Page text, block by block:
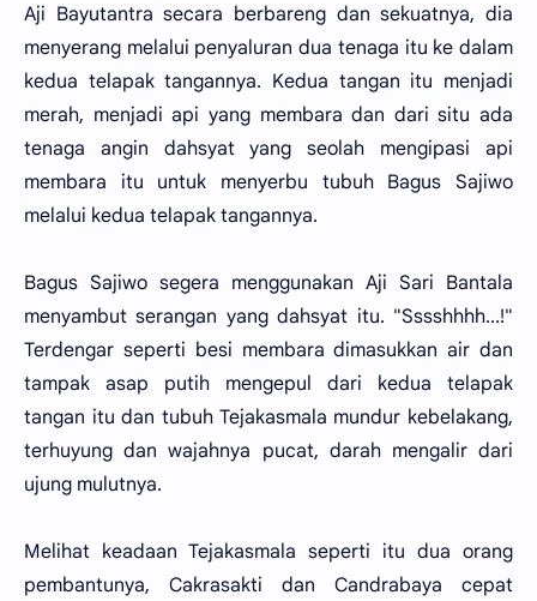
Aji Bayutantra secara berbareng dan sekuatnya, dia
menyerang melalui penyaluran dua tenaga itu ke dalam
kedua telapak tangannya. Kedua tangan itu menjadi
merah, menjadi api yang membara dan dari situ ada
tenaga angin dahsyat yang seolah mengipasi api
membara itu untuk menyerbu tubuh Bagus Sajiwo
melalui kedua telapak tangannya.
Bagus Sajiwo segera menggunakan Aji Sari Bantala
menyambut serangan yang dahsyat itu. "Sssshhhh...!"
Terdengar seperti besi membara dimasukkan air dan
tampak asap putih mengepul dari kedua telapak
tangan itu dan tubuh Tejakasmala mundur kebelakang,
terhuyung dan wajahnya pucat, darah mengalir dari
ujung mulutnya.
Melihat keadaan Tejakasmala seperti itu dua orang
pembantunya, Cakrasakti dan Candrabaya cepat